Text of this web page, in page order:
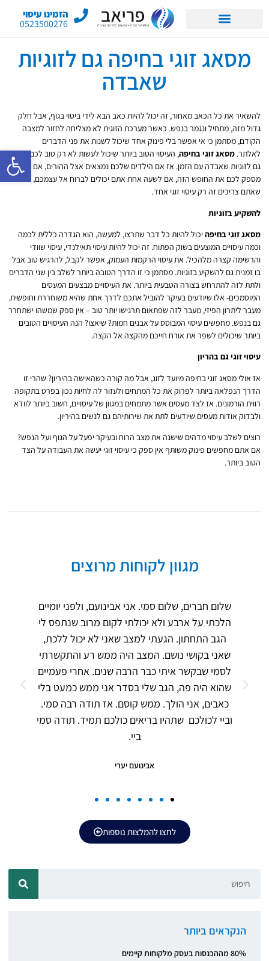
פתח
הזמינו עיסוי
0523500276
מסאג זוגי בחיפה גם לזוגיות
שאבדה
להשאיר את כל הכאב מאחור, זה יכול להיות כאב הבא לידי ביטוי בגוף, אבל חלק
גדול מזה, מתחיל ונגמר בנפש. כאשר מערכת הזוגית לא מצליחה לחזור למצבה
הקודם, מסתמן כי אי אפשר בלי פינוק אחד שיכול לשנות את פני הדברים
לאלתר. מסאג זוגי בחיפה, העיסוי הטוב ביותר שיכול לעשות לא רק טוב לכם, אלא
גם לזוגיות שאבדה עם הזמן. אז אם הילדים שלכם נמצאים אצל ההורים, אם מישהו
מספק לכם את החופש הזה, אם לשעה אחת אתם יכולים לברוח אל עצמכם, כל מה
שאתם צריכים זה רק עיסוי זוגי אחד.
להשקיע בזוגיות
מסאג זוגי בחיפהיכול להיות כל דבר שתרצו, למעשה, הוא הגדרה כללית לכמה
וכמה עיסויים המוצעים בשוק הפתוח. זה יכול להיות עיסוי תאילנדי, עיסוי שוודי
והרשימה קצרה מלהכיל. את עיסוי הרקמות העמוק, אפשר לקבל, להרגיש טוב אבל
בו זמנית גם להשקיע בזוגיות. מסתמן כי זו הדרך הטובה ביותר לשלב בין שני הדברים
ולתת לזה להתרחש בצורה הטבעית ביותר. את העיסויים מבצעים המעסים
המוסמכים- אלו שיודעים בעיקר להוביל אתכם לדרך אחת שהיא משוחררת וחופשית.
מעבר ליתרון הפיזי, מעבר לזה שפתאום תרגישו יותר טוב – אין ספק שמשהו ישתחרר
גם בנפש. מחפשים עיסוי המבוסס על אבנים חמות? שיאצו? הנה העיסויים הטובים
ביותר שיכולים לשפר את אורח חייכם מהקצה אל הקצה.
עיסוי זוגי גם בהריון
אז אולי מסאג זוגי בחיפה מיועד לזוג, אבל מה קורה כשהאישה בהיריון? שהרי זו
הדרך הנפלאה ביותר לפרוק את כל המתחים ולעזור לה לחיות נכון בפרט בתקופה
רווית הורמונים. אז לצד מעסים אשר מתמחים במגוון של עיסויים, חשוב ביותר לוודא
ולבדוק אודות מעסים שיודעים לתת את שירותיהם גם לנשים בהיריון.
רוצים לשלב עיסוי מדהים שישנה את מצב הרוח ובעיקר יפעל על הגוף ועל הנפש?
אם אתם מחפשים פינוק משותף אין ספק כי עיסוי זוגי יעשה את העבודה על הצד
הטוב ביותר.
מגוון לקוחות מרוצים
שלום חברים, שלום סמי. אני אבינועם, ולפני יומיים
הלכתי על ארבע ולא יכולתי לקום מרוב שנתפס לי
הגב התחתון. הגעתי למצב שאני לא יכול ללכת,
שאני בקושי נושם. המצב היה ממש רע והתקשרתי
לסמי שבקשר איתי כבר הרבה שנים. אחרי פעמיים
שהוא היה פה, הגב שלי בסדר אני ממש כמעט בלי
כאבים, אני הולך. ממש קוסם. אז תודה רבה סמי.
וביי לכולכם שתהיו בריאים כולכם תמיד. תודה סמי
ביי.
אבינועם יערי
לחצו להמלצות נוספות
הנקראים ביותר
80% מההכנסות בעסק מלקוחות קיימים